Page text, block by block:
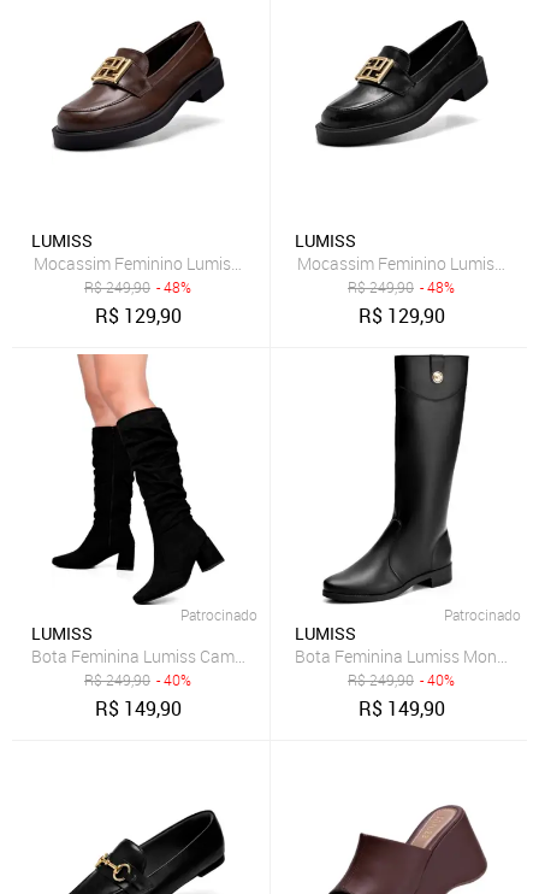
LUMISS
Mocassim Feminino Lumiss Bico Redondo Confortável Enfeite
R$249,90 - 48%
R$ 129,90
LUMISS
Mocassim Feminino Lumiss
R$249,90 - 48%
R$ 129,90
Patrocinado
LUMISS
Bota Feminina Lumiss Camurça Suede Cano Longo Enrugada
R$249,90 - 40%
R$ 149,90
Patrocinado
LUMISS
Bota Feminina Lumiss Montaria
R$249,90 - 40%
R$ 149,90